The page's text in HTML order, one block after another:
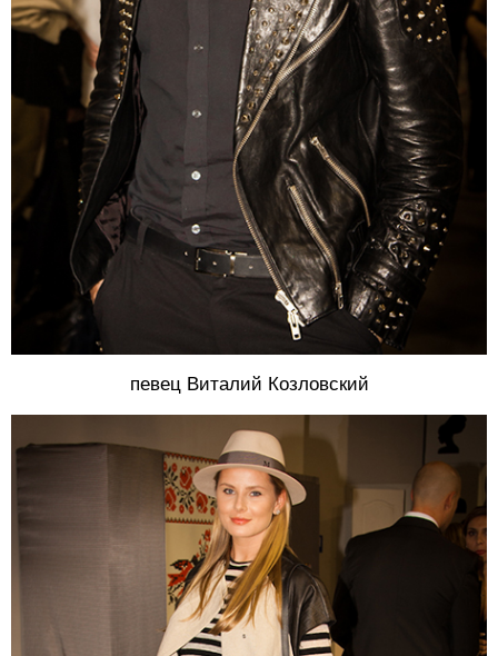
певец Виталий Козловский